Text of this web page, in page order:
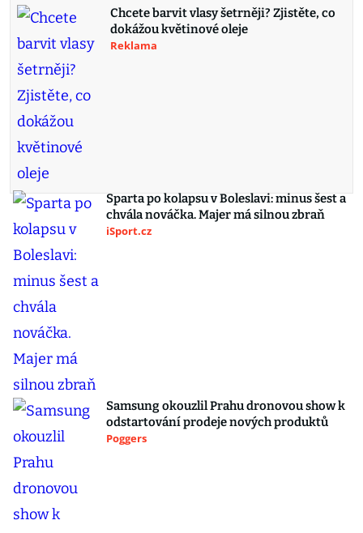
Chcete barvit vlasy šetrněji? Zjistěte, co
dokážou květinové oleje
Reklama
Sparta po kolapsu v Boleslavi: minus šest a
chvála nováčka. Majer má silnou zbraň
iSport.cz
Samsung okouzlil Prahu dronovou show k
odstartování prodeje nových produktů
Poggers